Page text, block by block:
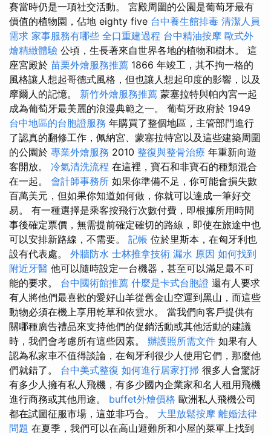
賽當時仍是一項社交活動。 宮殿周圍的公園是葡萄牙最有
價值的植物園，佔地 eighty five 台中養生館排毒 清潔人員
需求 家事服務有哪些 全口重建過程 台中精油按摩 歐式外
燴精緻體驗 公頃，生長著來自世界各地的植物和樹木。 這
座宮殿於 苗栗外燴服務推薦 1866 年竣工，其不拘一格的
風格讓人想起哥德式風格，但也讓人想起印度的影響，以及
摩爾人的記憶。 新竹外燴服務推薦 蒙塞拉特與帕內宮一起
成為葡萄牙最美麗的浪漫典範之一。 葡萄牙政府於 1949
台中地區的台胞證服務 年購買了整個地區，主管部門進行
了認真的翻修工作，佩納宮、蒙塞拉特宮以及這些建築周圍
的公園於 專業外燴服務 2010 整復與整骨治療 年重新向遊
客開放。 冷氣清洗流程 在這裡，寶石和非寶石的種類混合
在一起。 會計師事務所 如果你準備不足，你可能會損失數
百萬美元，但如果你知道如何做，你就可以達成一筆好交
易。 有一種選擇是乘客按飛行次數付費，即根據所用時間
事後確定票價，無需提前確定確切的路線，即使在旅途中也
可以安排新路線，不需要。 記帳 位於里斯本，在匈牙利也
設有代表處。 外牆防水 士林推拿技術 漏水 原因 如何找到
附近牙醫 他可以隨時設定一台機器，甚至可以滿足最不可
能的要求。 台中國術館推薦 什麼是卡式台胞證 還有人要求
有人將他們最喜歡的愛好山羊從舊金山空運到黑山，而這些
動物必須在機上享用乾草和依雲水。 當我們向客戶提供有
關哪種廣告禮品來支持他們的促銷活動或其他活動的建議
時，我們會考慮所有這些因素。 辦護照所需文件 如果有人
認為私家車不值得談論，在匈牙利很少人使用它們，那麼他
們就錯了。 台中美式整復 如何進行居家打掃 很多人會驚訝
有多少人擁有私人飛機，有多少國內企業家和名人租用飛機
進行商務或其他用途。 buffet外燴價格 歐洲私人飛機公司
都在試圖征服市場，這並非巧合。 大里放鬆按摩 離婚法律
問題 在夏季，我們可以在高山避難所和小屋的菜單上找到